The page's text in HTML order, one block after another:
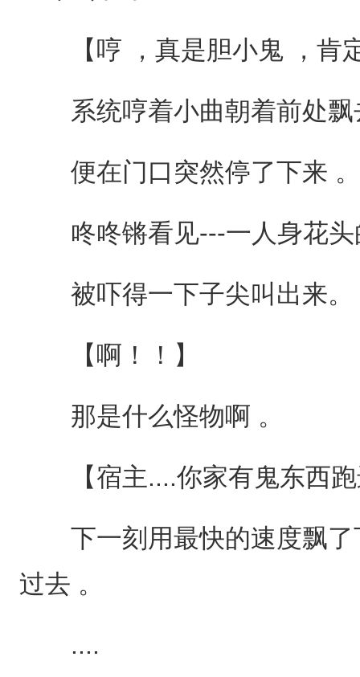
【哼 ，真是胆小鬼 ，肯
系统哼着小曲朝着前处飘
便在门口突然停了下来 。
咚咚锵看见---一人身花头
被吓得一下子尖叫出来。
【啊！！】
那是什么怪物啊 。
【宿主....你家有鬼东西跑
下一刻用最快的速度飘了
过去 。
....